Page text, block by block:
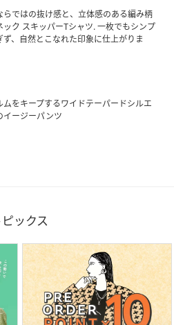
らではの抜け感と、立体感のある編み柄
ック スキッパーTシャツ. 一枚でもシンプ
ず、自然とこなれた印象に仕上がりま
ムをキープするワイドテーパードシルエ
イージーパンツ
ピックス